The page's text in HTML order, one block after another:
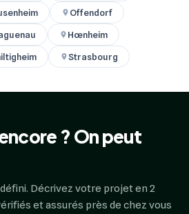
Offendorf
Hœnheim
Strasbourg
? On peut
Décrivez votre projet en 2
et assurés près de chez vous